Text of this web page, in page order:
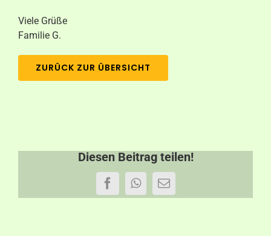
Viele Grüße
Familie G.
ZURÜCK ZUR ÜBERSICHT
Diesen Beitrag teilen!
FacebookWhatsApp
E-
Mail